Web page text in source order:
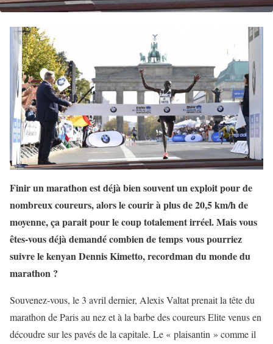
Finir un marathon est déjà bien souvent un exploit pour de
nombreux coureurs, alors le courir à plus de 20,5 km/h de
moyenne, ça parait pour le coup totalement irréel. Mais vous
êtes-vous déjà demandé combien de temps vous pourriez
suivre le kenyan Dennis Kimetto, recordman du monde du
marathon ?
Souvenez-vous, le 3 avril dernier, Alexis Valtat prenait la tête du
marathon de Paris au nez et à la barbe des coureurs Elite venus en
découdre sur les pavés de la capitale. Le « plaisantin » comme il